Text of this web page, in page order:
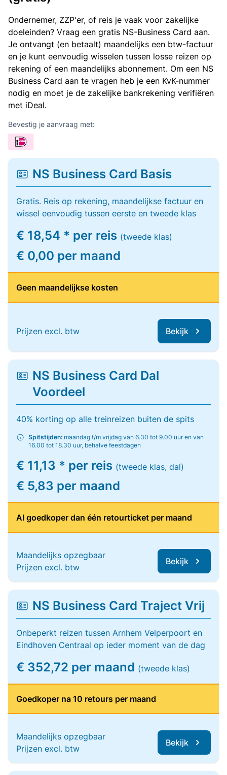
Ondernemer, ZZP'er, of reis je vaak voor zakelijke
doeleinden? Vraag een gratis NS-Business Card aan.
Je ontvangt (en betaalt) maandelijks een btw-factuur
en je kunt eenvoudig wisselen tussen losse reizen op
rekening of een maandelijks abonnement. Om een NS
Business Card aan te vragen heb je een KvK-nummer
nodig en moet je de zakelijke bankrekening verifiëren
met iDeal.
Bevestig je aanvraag met:
NS Business Card Basis
Gratis. Reis op rekening, maandelijkse factuur en
wissel eenvoudig tussen eerste en tweede klas
€ 18,54 * per reis (tweede klas)
€ 0,00 per maand
Geen maandelijkse kosten
Prijzen excl. btw Bekijk
NS Business Card Dal
Voordeel
40% korting op alle treinreizen buiten de spits
Spitstijden: maandag t/m vrijdag van 6.30 tot 9.00 uur en van
16.00 tot 18.30 uur, behalve feestdagen
€ 11,13 * per reis (tweede klas, dal)
€ 5,83 per maand
Al goedkoper dan één retourticket per maand
Maandelijks opzegbaar
Prijzen excl. btw
Bekijk
NS Business Card Traject Vrij
Onbeperkt reizen tussen Arnhem Velperpoort en
Eindhoven Centraal op ieder moment van de dag
€ 352,72 per maand (tweede klas)
Goedkoper na 10 retours per maand
Maandelijks opzegbaar
Prijzen excl. btw
Bekijk